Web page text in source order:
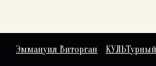
Эммануил Виторган